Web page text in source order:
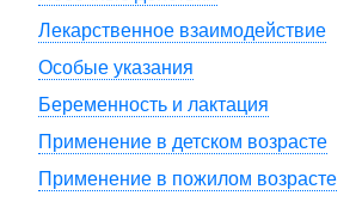
Лекарственное взаимодействие
Особые указания
Беременность и лактация
Применение в детском возрасте
Применение в пожилом возрасте